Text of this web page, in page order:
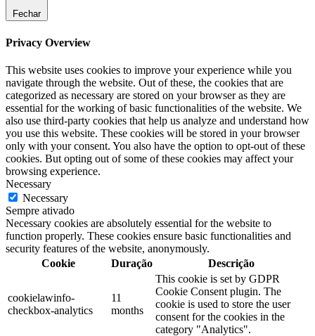
Fechar
Privacy Overview
This website uses cookies to improve your experience while you
navigate through the website. Out of these, the cookies that are
categorized as necessary are stored on your browser as they are
essential for the working of basic functionalities of the website. We
also use third-party cookies that help us analyze and understand how
you use this website. These cookies will be stored in your browser
only with your consent. You also have the option to opt-out of these
cookies. But opting out of some of these cookies may affect your
browsing experience.
Necessary
Necessary
Sempre ativado
Necessary cookies are absolutely essential for the website to
function properly. These cookies ensure basic functionalities and
security features of the website, anonymously.
Cookie
Duração Descrição
cookielawinfo-
checkbox-analytics
11
months
This cookie is set by GDPR
Cookie Consent plugin. The
cookie is used to store the user
consent for the cookies in the
category "Analytics".